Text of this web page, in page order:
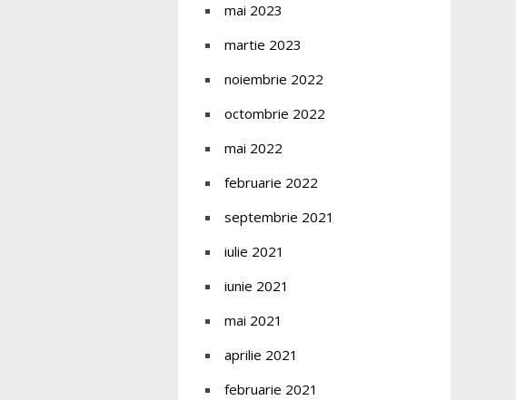
mai 2023
martie 2023
noiembrie 2022
octombrie 2022
mai 2022
februarie 2022
septembrie 2021
iulie 2021
iunie 2021
mai 2021
aprilie 2021
februarie 2021